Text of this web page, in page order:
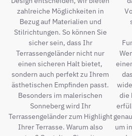
zahlreiche Möglichkeiten in
Bezug auf Materialien und
Stilrichtungen. So können Sie
sicher sein, dass Ihr
Terrassengeländer nicht nur
einen sicheren Halt bietet,
sondern auch perfekt zu Ihrem
ästhetischen Empfinden passt.
Besonders im malerischen
Sonneberg wird Ihr
Terrassengeländer zum Highlight
Ihrer Terrasse. Warum also
die
um